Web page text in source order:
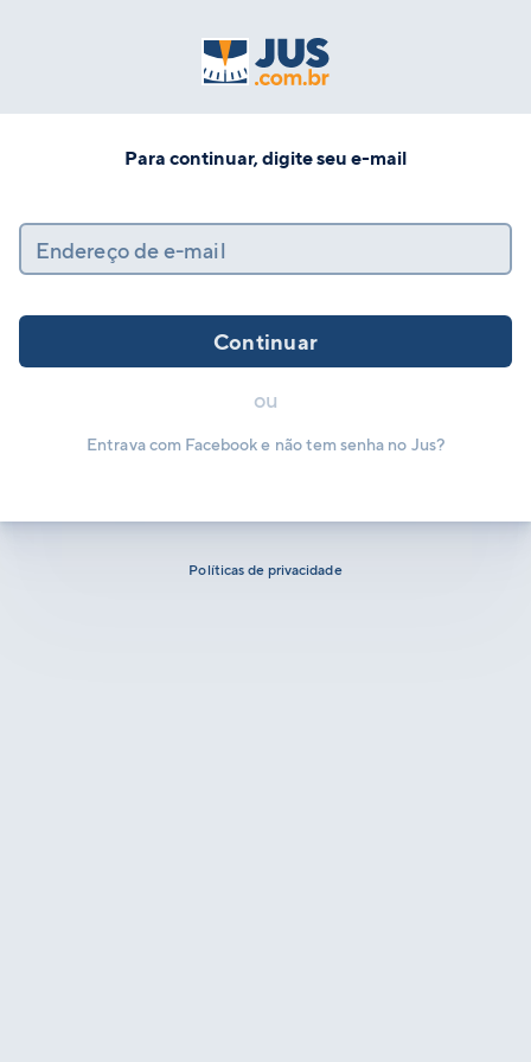
Para continuar, digite seu e-mail
Endereço de e-mail
Continuar
ou
Entrava com Facebook e não tem senha no Jus?
Políticas de privacidade